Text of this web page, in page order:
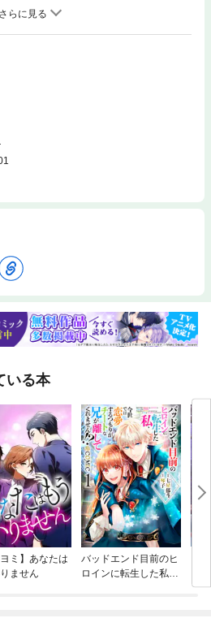
そこに通りかかった猪去 深敦（いさり
た。──「ちゅーしたらドーパミンが出て
スと絆創膏』より）中学校で出会った二
なるまで──。心動いた「決定的な一
いる本
ヨミ】あなたは
ません
バッドエンド目前のヒ
ロインに転生した私、